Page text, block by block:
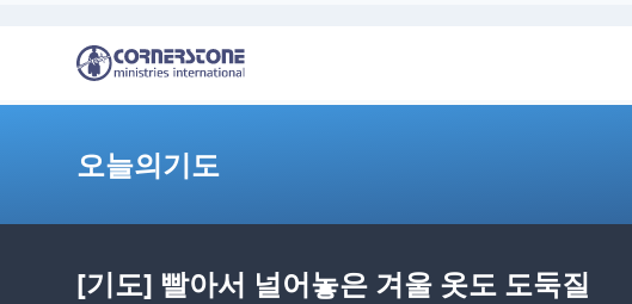
오늘의기도
[기도] 빨아서 널어놓은 겨울 옷도 도둑질